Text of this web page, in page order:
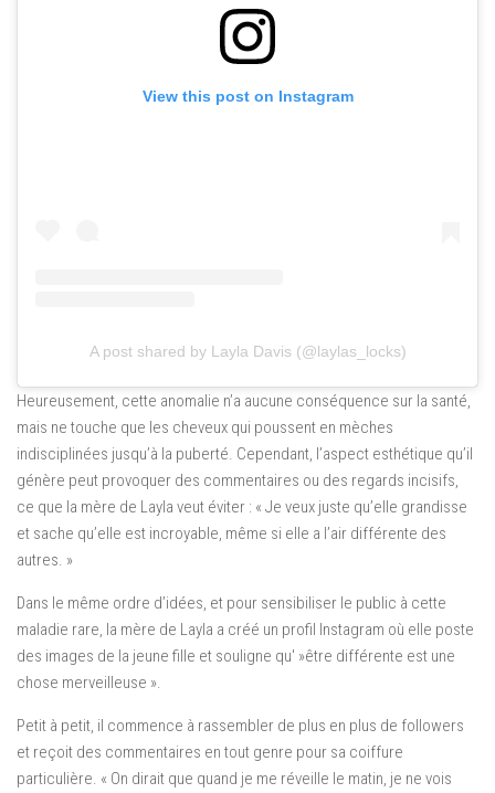
View this post on Instagram
A post shared by Layla Davis (@laylas_locks)
Heureusement, cette anomalie n’a aucune conséquence sur la santé,
mais ne touche que les cheveux qui poussent en mèches
indisciplinées jusqu’à la puberté. Cependant, l’aspect esthétique qu’il
génère peut provoquer des commentaires ou des regards incisifs,
ce que la mère de Layla veut éviter : « Je veux juste qu’elle grandisse
et sache qu’elle est incroyable, même si elle a l’air différente des
autres. »
Dans le même ordre d’idées, et pour sensibiliser le public à cette
maladie rare, la mère de Layla a créé un profil Instagram où elle poste
des images de la jeune fille et souligne qu' »être différente est une
chose merveilleuse ».
Petit à petit, il commence à rassembler de plus en plus de followers
et reçoit des commentaires en tout genre pour sa coiffure
particulière. « On dirait que quand je me réveille le matin, je ne vois